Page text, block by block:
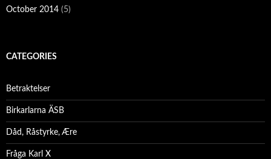
October 2014 (5)
CATEGORIES
Betraktelser
Birkarlarna ÄSB
Dåd, Råstyrke, Ære
Fråga Karl X